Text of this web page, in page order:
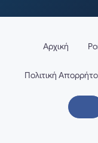
Αρχική
Πολιτική